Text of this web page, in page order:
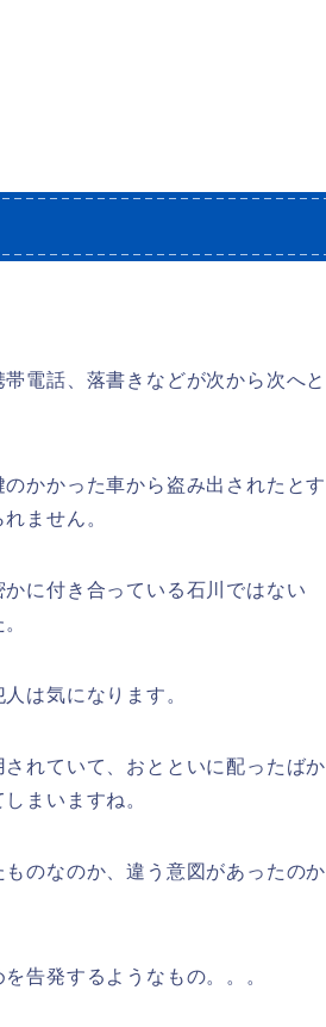
電話、落書きなどが次から次へと
かかった車から盗み出されたとす
ません。
に付き合っている石川ではない
は気になります。
れていて、おとといに配ったばか
まいますね。
のなのか、違う意図があったのか
告発するようなもの。。。